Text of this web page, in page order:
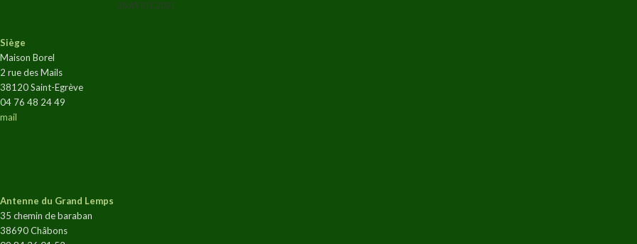
26 AVRIL 2021
Siège
Maison Borel
2 rue des Mails
38120 Saint-Egrève
04 76 48 24 49
mail
Antenne du Grand Lemps
35 chemin de baraban
38690 Châbons